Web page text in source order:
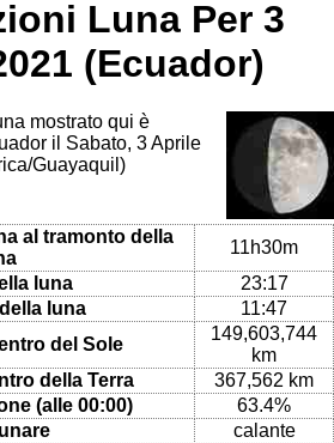
Luna Per 3
(Ecuador)
mostrato qui è
il Sabato, 3 Aprile
Guayaquil)
al tramonto della
11h30m
luna
23:17
luna
11:47
del Sole
149,603,744
km
della Terra
367,562 km
(alle 00:00)
63.4%
calante